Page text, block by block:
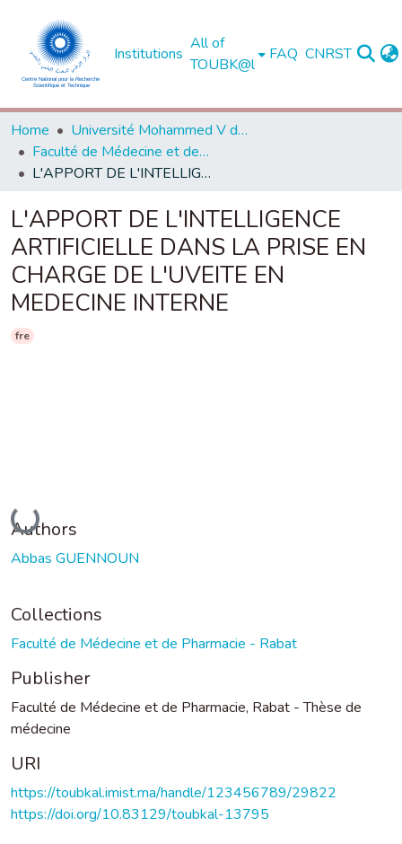
Institutions
All of
TOUBK@l
FAQ CNRST
Home
Université Mohammed V de Rabat
Faculté de Médecine et de Pharmacie - Rabat
L'APPORT DE L'INTELLIGENCE ARTIFICIELLE DANS LA PRISE EN CHARGE DE L'UVEITE EN MEDECINE INTERNE
L'APPORT DE L'INTELLIGENCE
ARTIFICIELLE DANS LA PRISE EN
CHARGE DE L'UVEITE EN
MEDECINE INTERNE
fre
Loading...
Authors
Abbas GUENNOUN
Collections
Faculté de Médecine et de Pharmacie - Rabat
Publisher
Faculté de Médecine et de Pharmacie, Rabat - Thèse de
médecine
URI
https://toubkal.imist.ma/handle/123456789/29822
https://doi.org/10.83129/toubkal-13795